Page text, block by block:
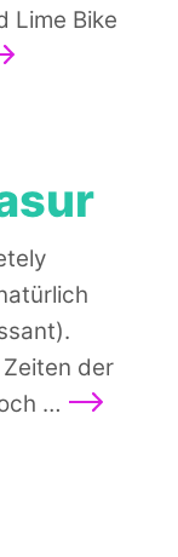
Lime Bike
der
…